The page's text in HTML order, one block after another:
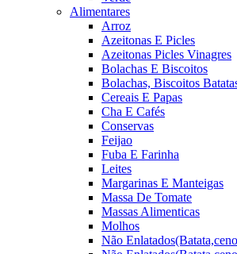
Alimentares
Arroz
Azeitonas E Picles
Azeitonas Picles Vinagres
Bolachas E Biscoitos
Bolachas, Biscoitos
Cereais E Papas
Cha E Cafés
Conservas
Feijao
Fuba E Farinha
Leites
Margarinas E Manteigas
Massa De Tomate
Massas Alimenticas
Molhos
Não